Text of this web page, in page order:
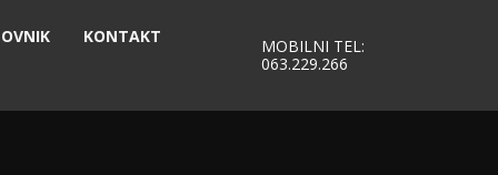
KONTAKT
MOBILNI TEL:
063.229.266